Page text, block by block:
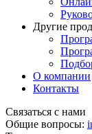
Другие
О компании
Контакты
Связаться с нами
Общие вопросы: